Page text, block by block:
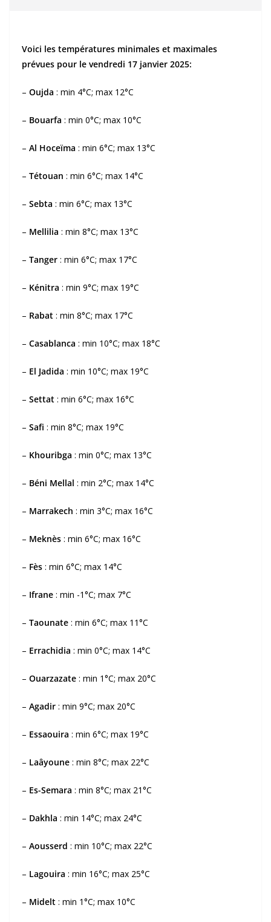
Voici les températures minimales et maximales
prévues pour le vendredi 17 janvier 2025:
– Oujda : min 4°C; max 12°C
– Bouarfa : min 0°C; max 10°C
– Al Hoceïma : min 6°C; max 13°C
– Tétouan : min 6°C; max 14°C
– Sebta : min 6°C; max 13°C
– Mellilia : min 8°C; max 13°C
– Tanger : min 6°C; max 17°C
– Kénitra : min 9°C; max 19°C
– Rabat : min 8°C; max 17°C
– Casablanca : min 10°C; max 18°C
– El Jadida : min 10°C; max 19°C
– Settat : min 6°C; max 16°C
– Safi : min 8°C; max 19°C
– Khouribga : min 0°C; max 13°C
– Béni Mellal : min 2°C; max 14°C
– Marrakech : min 3°C; max 16°C
– Meknès : min 6°C; max 16°C
– Fès : min 6°C; max 14°C
– Ifrane : min -1°C; max 7°C
– Taounate : min 6°C; max 11°C
– Errachidia : min 0°C; max 14°C
– Ouarzazate : min 1°C; max 20°C
– Agadir : min 9°C; max 20°C
– Essaouira : min 6°C; max 19°C
– Laâyoune : min 8°C; max 22°C
– Es-Semara : min 8°C; max 21°C
– Dakhla : min 14°C; max 24°C
– Aousserd : min 10°C; max 22°C
– Lagouira : min 16°C; max 25°C
– Midelt : min 1°C; max 10°C